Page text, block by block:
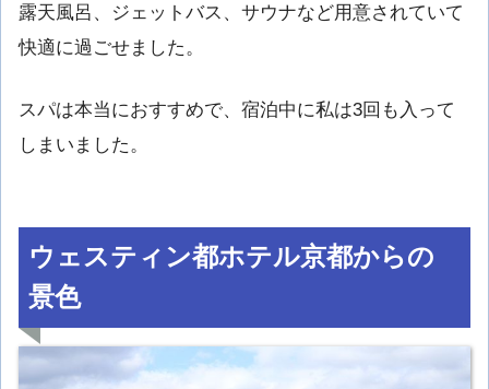
露天風呂、ジェットバス、サウナなど用意されていて
快適に過ごせました。
スパは本当におすすめで、宿泊中に私は3回も入って
しまいました。
ウェスティン都ホテル京都からの
景色